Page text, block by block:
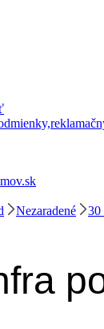
Nezaradené 30